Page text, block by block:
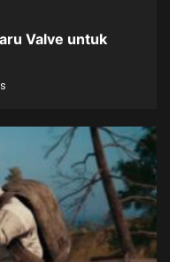
Valve untuk